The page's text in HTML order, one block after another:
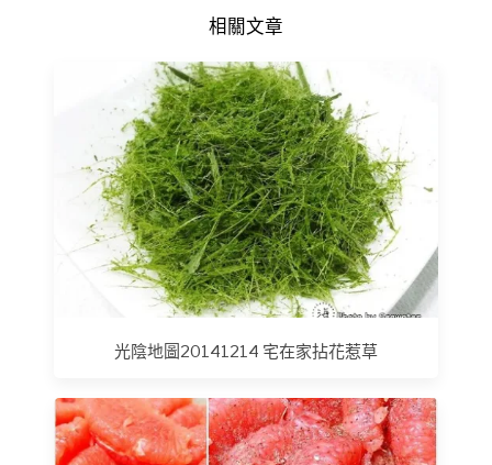
相關文章
光陰地圖20141214 宅在家拈花惹草